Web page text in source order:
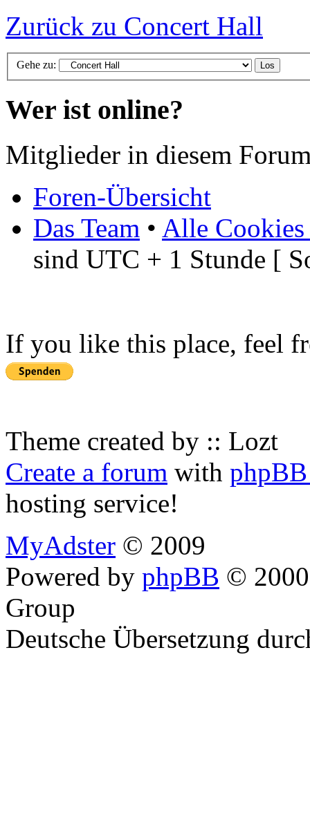
Zurück zu Concert Hall
Gehe zu:
Wer ist online?
Mitglieder in diesem
Foren-Übersicht
Das Team • Alle Cookies
sind UTC + 1 Stunde [
If you like this place, feel
Theme created by :: Lozt
Create a forum with
hosting service!
MyAdster © 2009
Powered by phpBB ©
Group
Deutsche Übersetzung